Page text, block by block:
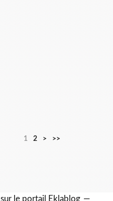
1 2 > >>
sur le portail Eklablog